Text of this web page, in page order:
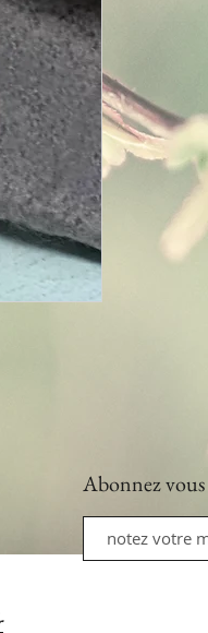
Abonnez vous